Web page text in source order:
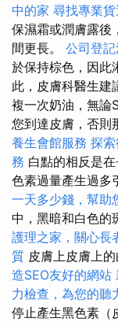
中的家 尋找專業
保濕霜或潤膚露後
間更長。 公司登
於保持棕色，因此
此，皮膚科醫生建
複一次奶油，無論
您到達皮膚，否則
養生會館服務 探
務 白點的相反是
色素過量產生過多
一天多少錢，幫助
中，黑暗和白色的
護理之家，關心長
質 皮膚上皮膚上
造SEO友好的網站
力檢查，為您的聽
停止產生黑色素（